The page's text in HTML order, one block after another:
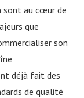
sont au cœur de
que
son
déjà fait des
de qualité